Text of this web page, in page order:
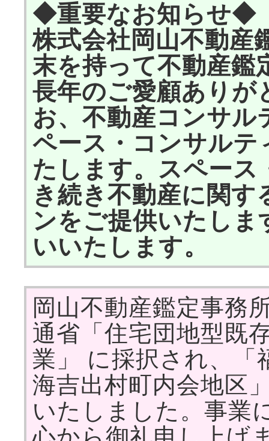
◆重要なお知らせ◆
株式会社岡山不動産
末を持って不動産鑑
長年のご愛顧ありが
お、不動産コンサル
ペース・コンサルテ
たします。スペー
き続き不動産に関
ンをご提供いたし
いいたします。
岡山不動産鑑定事務
通省「住宅団地型既
業」 に採択され、「
海吉出村町内会地区
いたしました。事業